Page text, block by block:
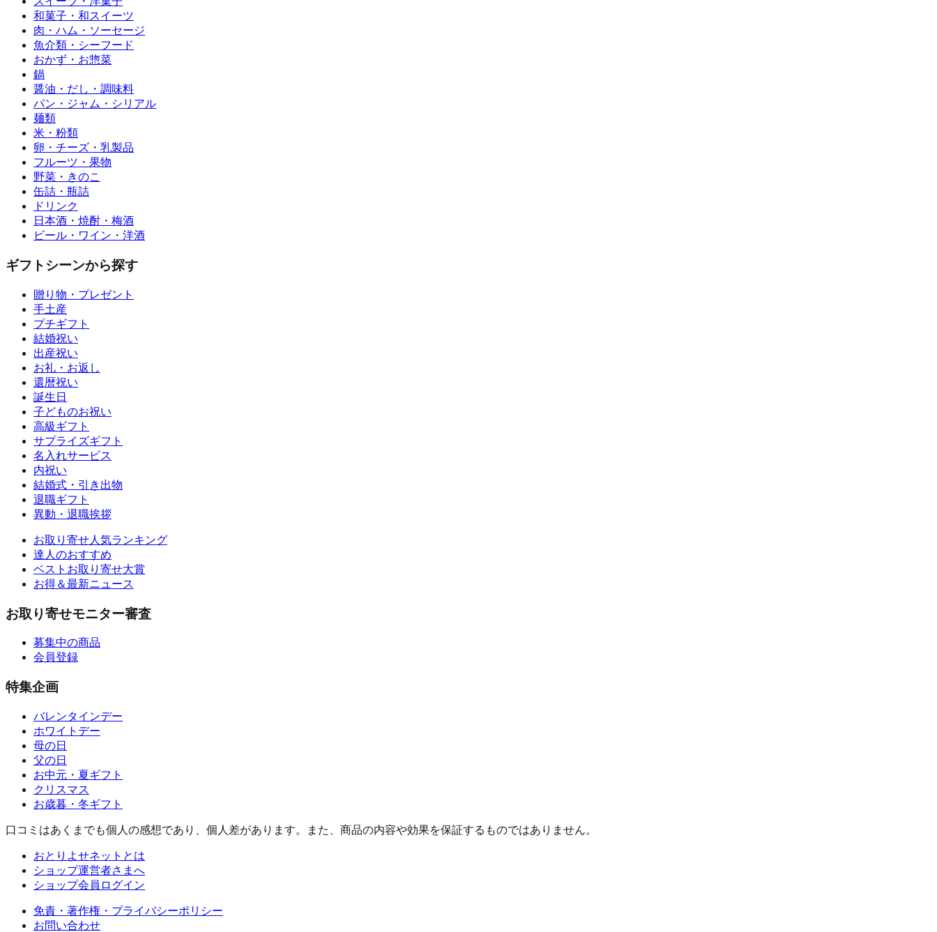
和菓子・和スイーツ
肉・ハム・ソーセージ
魚介類・シーフード
おかず・お惣菜
鍋
醤油・だし・調味料
パン・ジャム・シリアル
麺類
米・粉類
卵・チーズ・乳製品
フルーツ・果物
野菜・きのこ
缶詰・瓶詰
ドリンク
日本酒・焼酎・梅酒
ビール・ワイン・洋酒
ギフトシーンから探す
贈り物・プレゼント
手土産
プチギフト
結婚祝い
出産祝い
お礼・お返し
還暦祝い
誕生日
子どものお祝い
高級ギフト
サプライズギフト
名入れサービス
内祝い
結婚式・引き出物
退職ギフト
異動・退職挨拶
お取り寄せ人気ランキング
達人のおすすめ
ベストお取り寄せ大賞
お得＆最新ニュース
お取り寄せモニター審査
募集中の商品
会員登録
特集企画
バレンタインデー
ホワイトデー
母の日
父の日
お中元・夏ギフト
クリスマス
お歳暮・冬ギフト
口コミはあくまでも個人の感想であり、個人差があります。また、商品の内容や効果を保証するものではありません。
おとりよせネットとは
ショップ運営者さまへ
ショップ会員ログイン
免責・著作権・プライバシーポリシー
お問い合わせ